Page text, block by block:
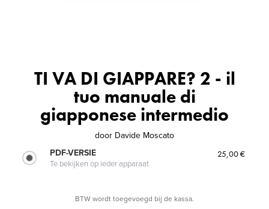
TI VA DI GIAPPARE? 2 - il
tuo manuale di
giapponese intermedio
door Davide Moscato
PDF-VERSIE
Te bekijken op ieder apparaat
25,00 €
BTW wordt toegevoegd bij de kassa.